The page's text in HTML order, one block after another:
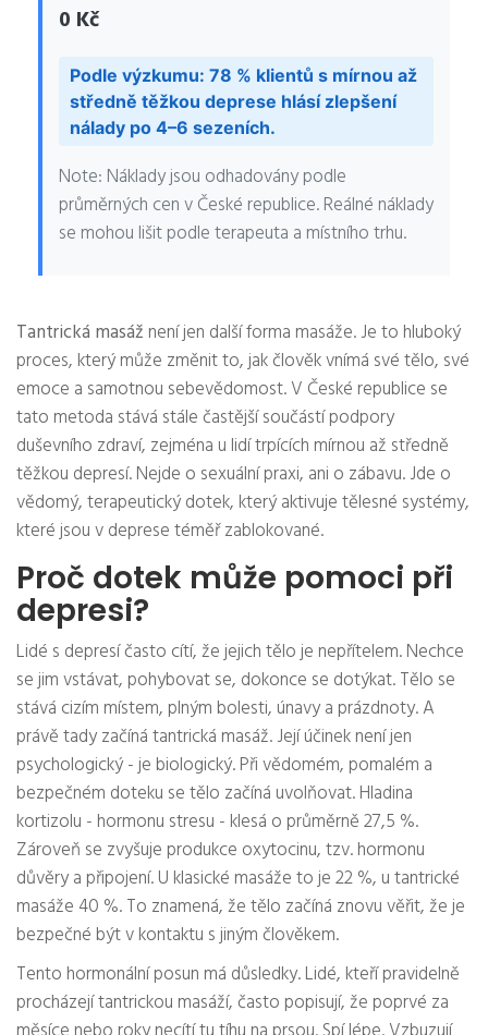
0 Kč
Podle výzkumu: 78 % klientů s mírnou až
středně těžkou deprese hlásí zlepšení
nálady po 4–6 sezeních.
Note: Náklady jsou odhadovány podle
průměrných cen v České republice. Reálné náklady
se mohou lišit podle terapeuta a místního trhu.
Tantrická masáž není jen další forma masáže. Je to hluboký
proces, který může změnit to, jak člověk vnímá své tělo, své
emoce a samotnou sebevědomost. V České republice se
tato metoda stává stále častější součástí podpory
duševního zdraví, zejména u lidí trpících mírnou až středně
těžkou depresí. Nejde o sexuální praxi, ani o zábavu. Jde o
vědomý, terapeutický dotek, který aktivuje tělesné systémy,
které jsou v deprese téměř zablokované.
Proč dotek může pomoci při
depresi?
Lidé s depresí často cítí, že jejich tělo je nepřítelem. Nechce
se jim vstávat, pohybovat se, dokonce se dotýkat. Tělo se
stává cizím místem, plným bolesti, únavy a prázdnoty. A
právě tady začíná tantrická masáž. Její účinek není jen
psychologický - je biologický. Při vědomém, pomalém a
bezpečném doteku se tělo začíná uvolňovat. Hladina
kortizolu - hormonu stresu - klesá o průměrně 27,5 %.
Zároveň se zvyšuje produkce oxytocinu, tzv. hormonu
důvěry a připojení. U klasické masáže to je 22 %, u tantrické
masáže 40 %. To znamená, že tělo začíná znovu věřit, že je
bezpečné být v kontaktu s jiným člověkem.
Tento hormonální posun má důsledky. Lidé, kteří pravidelně
procházejí tantrickou masáží, často popisují, že poprvé za